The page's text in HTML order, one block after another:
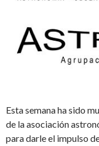
Esta semana ha sido
de la asociación
para darle el impulso